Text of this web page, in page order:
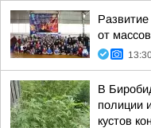
от
В
полиции
кустов